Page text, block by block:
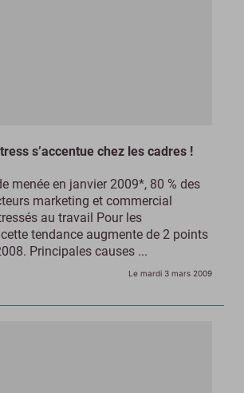
s’accentue chez les cadres !
menée en janvier 2009*, 80 % des
marketing et commercial
au travail Pour les
tendance augmente de 2 points
Principales causes ...
Le mardi 3 mars 2009